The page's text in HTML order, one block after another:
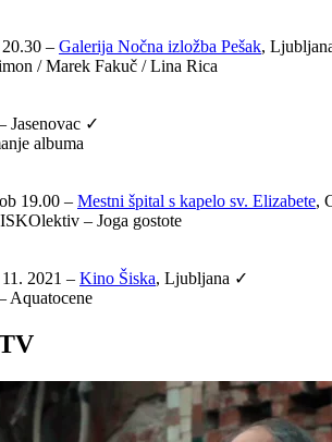
– Galerija Nočna izložba Pešak,
/ Marek Fakuč / Lina Rica
Jasenovac ✓
albuma
19.00 – Mestni špital s kapelo sv. Elizabete,
– Joga gostote
2021 – Kino Šiska, Ljubljana ✓
Aquatocene